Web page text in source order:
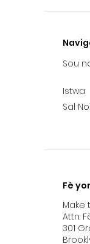
Sou
Istwa
Sal
Fè
Make
Attn:
301